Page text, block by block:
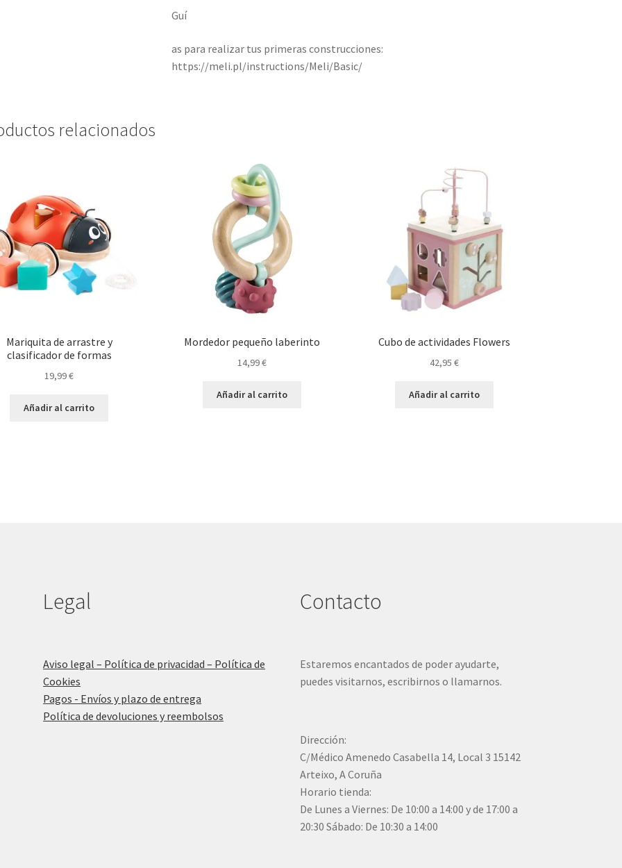
Guí
as para realizar tus primeras construcciones:
https://meli.pl/instructions/Meli/Basic/
relacionados
Mariquita de arrastre y
clasificador de formas
19,99€
Añadir al carrito
Mordedor pequeño laberinto
14,99€
Añadir al carrito
Cubo de actividades Flowers
42,95€
Añadir al carrito
Legal
Aviso legal – Política de privacidad – Política de
Cookies
Pagos - Envíos y plazo de entrega
Política de devoluciones y reembolsos
Contacto
Estaremos encantados de poder ayudarte,
puedes visitarnos, escribirnos o llamarnos.
Dirección:
C/Médico Amenedo Casabella 14, Local 3 15142
Arteixo, A Coruña
Horario tienda:
De Lunes a Viernes: De 10:00 a 14:00 y de 17:00 a
20:30 Sábado: De 10:30 a 14:00